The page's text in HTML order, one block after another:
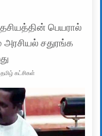
பெயரால்
சதுரங்க
தமிழ் கட்சிகள்